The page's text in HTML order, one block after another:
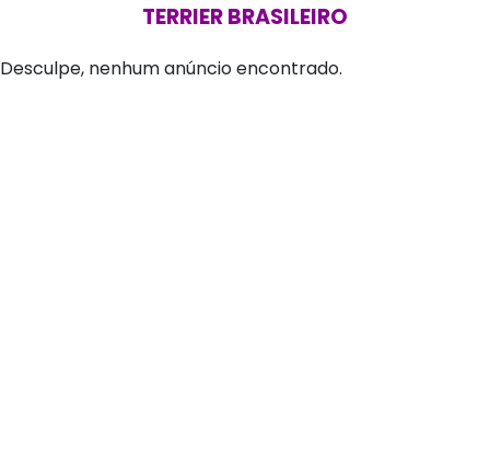
TERRIER BRASILEIRO
Desculpe, nenhum anúncio encontrado.